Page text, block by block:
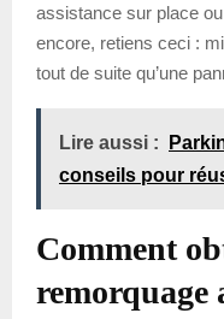
assistance sur place
encore, retiens ceci :
tout de suite qu’une
Lire aussi :
conseils pour
Comment
remorquage